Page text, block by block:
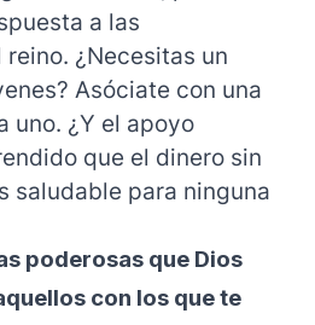
a las
¿Necesitas un
Asóciate con una
uno. ¿Y el apoyo
que el dinero sin
saludable para ninguna
poderosas que Dios
con los que te